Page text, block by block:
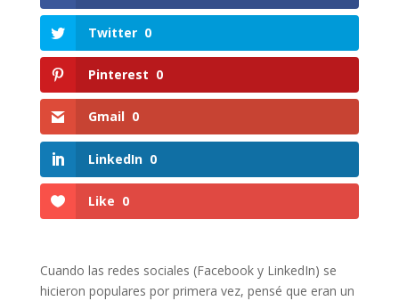
Twitter 0
Pinterest 0
Gmail 0
LinkedIn 0
Like 0
Cuando las redes sociales (Facebook y LinkedIn) se
hicieron populares por primera vez, pensé que eran un